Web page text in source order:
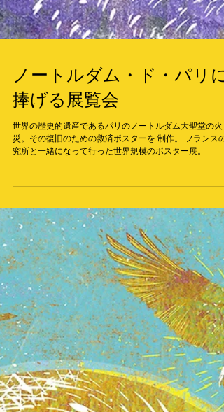
ノートルダム・ド・パリに
捧げる展覧会
世界の歴史的遺産であるパリのノートルダム大聖堂の火
災。その復旧のための救済ポスターを 制作。 フランスの
究所と一緒になって行った世界規模のポスター展。